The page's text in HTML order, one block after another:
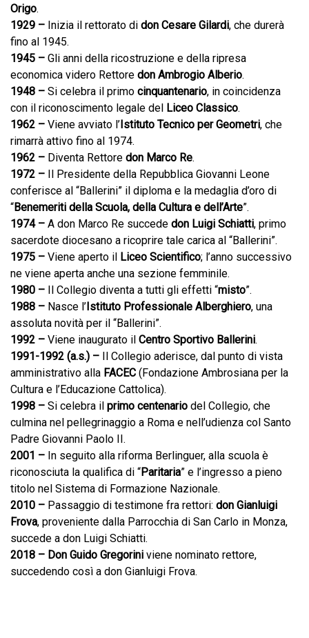
Origo.
1929 – Inizia il rettorato di don Cesare Gilardi, che durerà
fino al 1945.
1945 – Gli anni della ricostruzione e della ripresa
economica videro Rettore don Ambrogio Alberio.
1948 – Si celebra il primo cinquantenario, in coincidenza
con il riconoscimento legale del Liceo Classico.
1962 – Viene avviato l’Istituto Tecnico per Geometri, che
rimarrà attivo fino al 1974.
1962 – Diventa Rettore don Marco Re.
1972 – Il Presidente della Repubblica Giovanni Leone
conferisce al “Ballerini” il diploma e la medaglia d’oro di
“Benemeriti della Scuola, della Cultura e dell’Arte”.
1974 – A don Marco Re succede don Luigi Schiatti, primo
sacerdote diocesano a ricoprire tale carica al “Ballerini”.
1975 – Viene aperto il Liceo Scientifico; l’anno successivo
ne viene aperta anche una sezione femminile.
1980 – Il Collegio diventa a tutti gli effetti “misto”.
1988 – Nasce l’Istituto Professionale Alberghiero, una
assoluta novità per il “Ballerini”.
1992 – Viene inaugurato il Centro Sportivo Ballerini.
1991-1992 (a.s.) – Il Collegio aderisce, dal punto di vista
amministrativo alla FACEC (Fondazione Ambrosiana per la
Cultura e l’Educazione Cattolica).
1998 – Si celebra il primo centenario del Collegio, che
culmina nel pellegrinaggio a Roma e nell’udienza col Santo
Padre Giovanni Paolo II.
2001 – In seguito alla riforma Berlinguer, alla scuola è
riconosciuta la qualifica di “Paritaria” e l’ingresso a pieno
titolo nel Sistema di Formazione Nazionale.
2010 – Passaggio di testimone fra rettori: don Gianluigi
Frova, proveniente dalla Parrocchia di San Carlo in Monza,
succede a don Luigi Schiatti.
2018 – Don Guido Gregorini viene nominato rettore,
succedendo così a don Gianluigi Frova.